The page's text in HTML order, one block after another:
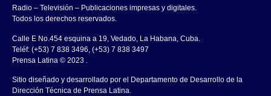
Radio – Televisión – Publicaciones impresas y digitales.
Todos los derechos reservados.
Calle E No.454 esquina a 19, Vedado, La Habana, Cuba.
Teléf: (+53) 7 838 3496, (+53) 7 838 3497
Prensa Latina © 2023 .
Sitio diseñado y desarrollado por el Departamento de Desarrollo de la
Dirección Técnica de Prensa Latina.